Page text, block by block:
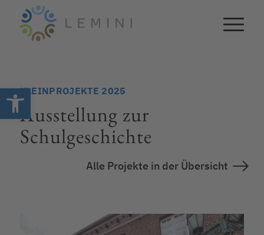
Open toolbar
KLEINPROJEKTE 2025
Ausstellung zur
Schulgeschichte
Alle Projekte in der Übersicht